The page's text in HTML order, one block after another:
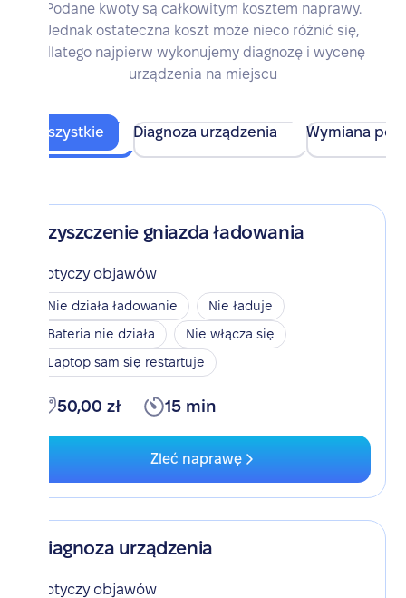
Podane kwoty są całkowitym kosztem naprawy.
Jednak ostateczna koszt może nieco różnić się,
dlatego najpierw wykonujemy diagnozę i wycenę
urządzenia na miejscu
Wszystkie Diagnoza urządzenia Wymiana
Czyszczenie gniazda ładowania
Dotyczy objawów
Nie działa ładowanie
Nie ładuje
Bateria nie działa
Nie włącza się
Laptop sam się restartuje
50,00 zł 15 min
Zleć naprawę
Diagnoza urządzenia
Dotyczy objawów